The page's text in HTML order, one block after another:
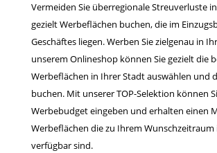
Vermeiden Sie überregionale Streuverluste
gezielt Werbeflächen buchen, die im
Geschäftes liegen. Werben Sie zielgenau in
unserem Onlineshop können Sie gezielt die
Werbeflächen in Ihrer Stadt auswählen und
buchen. Mit unserer TOP-Selektion können
Werbebudget eingeben und erhalten einen
Werbeflächen die zu Ihrem
verfügbar sind.